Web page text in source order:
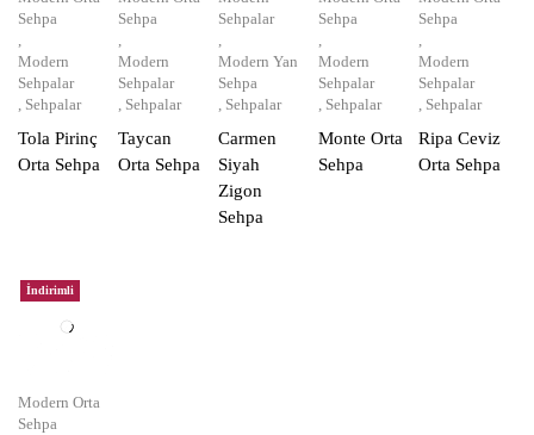
Sehpa
,
Modern
Sehpalar
, Sehpalar
Tola Pirinç
Orta Sehpa
Sehpa
,
Modern
Sehpalar
, Sehpalar
Taycan
Orta Sehpa
Sehpalar
,
Modern Yan
Sehpa
, Sehpalar
Carmen
Siyah
Zigon
Sehpa
Sehpa
,
Modern
Sehpalar
, Sehpalar
Monte Orta
Sehpa
Sehpa
,
Modern
Sehpalar
, Sehpalar
Ripa Ceviz
Orta Sehpa
İndirimli
Modern Orta
Sehpa